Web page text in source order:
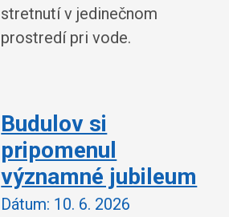
stretnutí v jedinečnom
prostredí pri vode.
Budulov si
pripomenul
významné jubileum
Dátum: 10. 6. 2026